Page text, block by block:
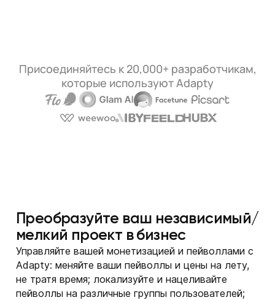
Присоединяйтесь к 20,000+ разработчикам,
которые используют Adapty
Преобразуйте ваш независимый/
мелкий проект в бизнес
Управляйте вашей монетизацией и пейволлами с
Adapty: меняйте ваши пейволлы и цены на лету,
не тратя время; локализуйте и нацеливайте
пейволлы на различные группы пользователей;